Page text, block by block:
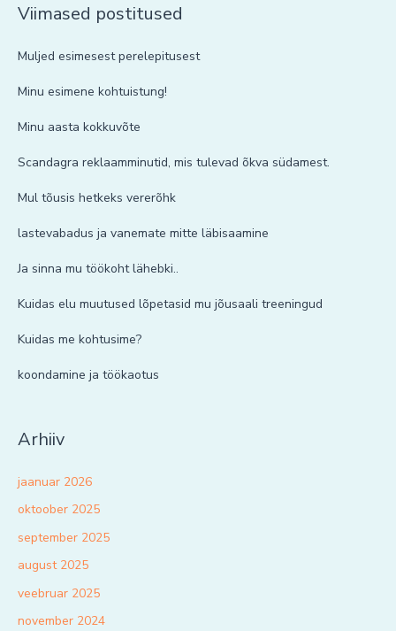
Viimased postitused
Muljed esimesest perelepitusest
Minu esimene kohtuistung!
Minu aasta kokkuvõte
Scandagra reklaamminutid, mis tulevad õkva südamest.
Mul tõusis hetkeks vererõhk
lastevabadus ja vanemate mitte läbisaamine
Ja sinna mu töökoht lähebki..
Kuidas elu muutused lõpetasid mu jõusaali treeningud
Kuidas me kohtusime?
koondamine ja töökaotus
Arhiiv
jaanuar 2026
oktoober 2025
september 2025
august 2025
veebruar 2025
november 2024